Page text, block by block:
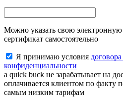
Можно указать свою электронную
сертификат самостоятельно
Я принимаю условия
конфиденциальности
a quick buck не зарабатывает на
оплачивается клиентом по факту
самым низким тарифам